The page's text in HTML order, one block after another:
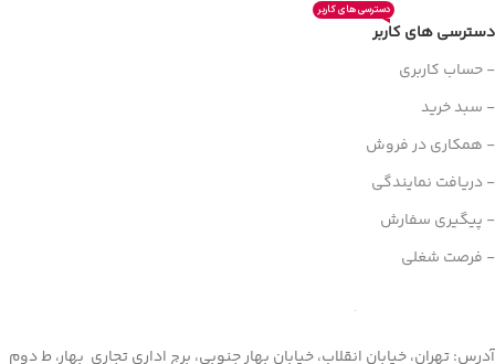
دسترسی های کاربر
دسترسی های کاربر
- حساب کاربری
- سبد خرید
- همکاری در فروش
- دریافت نمایندگی
- پیگیری سفارش
- فرصت شغلی
آدرس: تهران، خیابان انقلاب، خیابان بهار جنوبی، برج اداری تجاری بهار، ط دوم